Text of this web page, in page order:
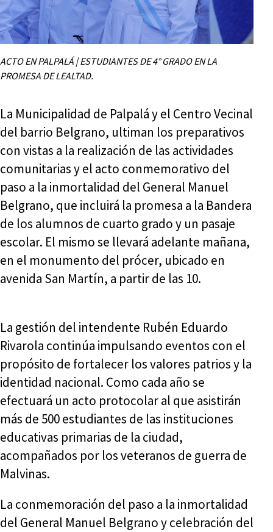
ACTO EN PALPALÁ | ESTUDIANTES DE 4° GRADO EN LA
PROMESA DE LEALTAD.
La Municipalidad de Palpalá y el Centro Vecinal
del barrio Belgrano, ultiman los preparativos
con vistas a la realización de las actividades
comunitarias y el acto conmemorativo del
paso a la inmortalidad del General Manuel
Belgrano, que incluirá la promesa a la Bandera
de los alumnos de cuarto grado y un pasaje
escolar. El mismo se llevará adelante mañana,
en el monumento del prócer, ubicado en
avenida San Martín, a partir de las 10.
La gestión del intendente Rubén Eduardo
Rivarola continúa impulsando eventos con el
propósito de fortalecer los valores patrios y la
identidad nacional. Como cada año se
efectuará un acto protocolar al que asistirán
más de 500 estudiantes de las instituciones
educativas primarias de la ciudad,
acompañados por los veteranos de guerra de
Malvinas.
La conmemoración del paso a la inmortalidad
del General Manuel Belgrano y celebración del